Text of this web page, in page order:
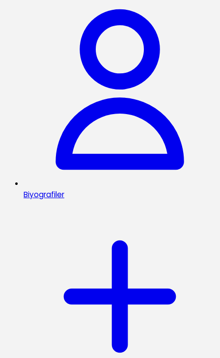
Biyografiler